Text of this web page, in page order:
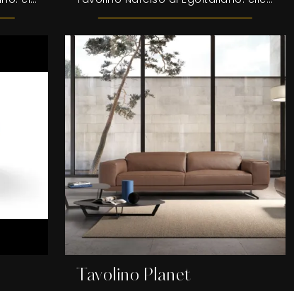
Tavolino Planet